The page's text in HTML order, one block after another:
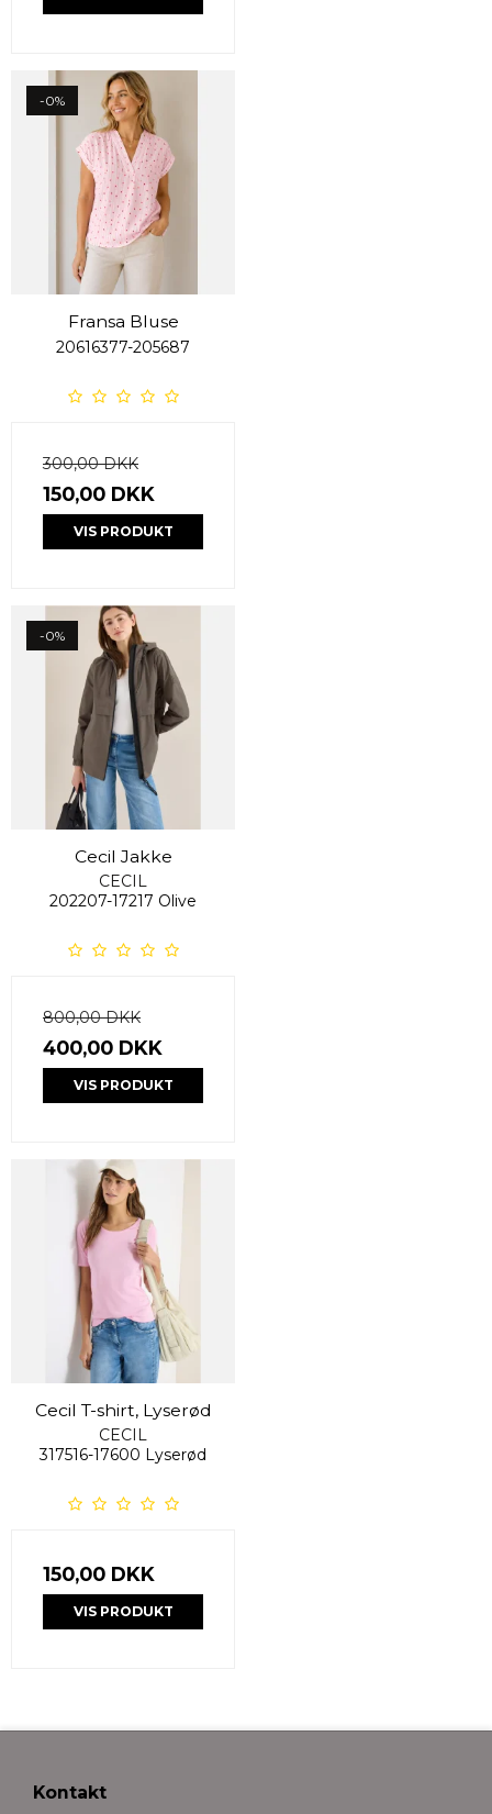
-0%
Fransa Bluse
20616377-205687
300,00 DKK
150,00 DKK
VIS PRODUKT
-0%
Cecil Jakke
CECIL
202207-17217 Olive
800,00 DKK
400,00 DKK
VIS PRODUKT
Cecil T-shirt, Lyserød
CECIL
317516-17600 Lyserød
150,00 DKK
VIS PRODUKT
Kontakt